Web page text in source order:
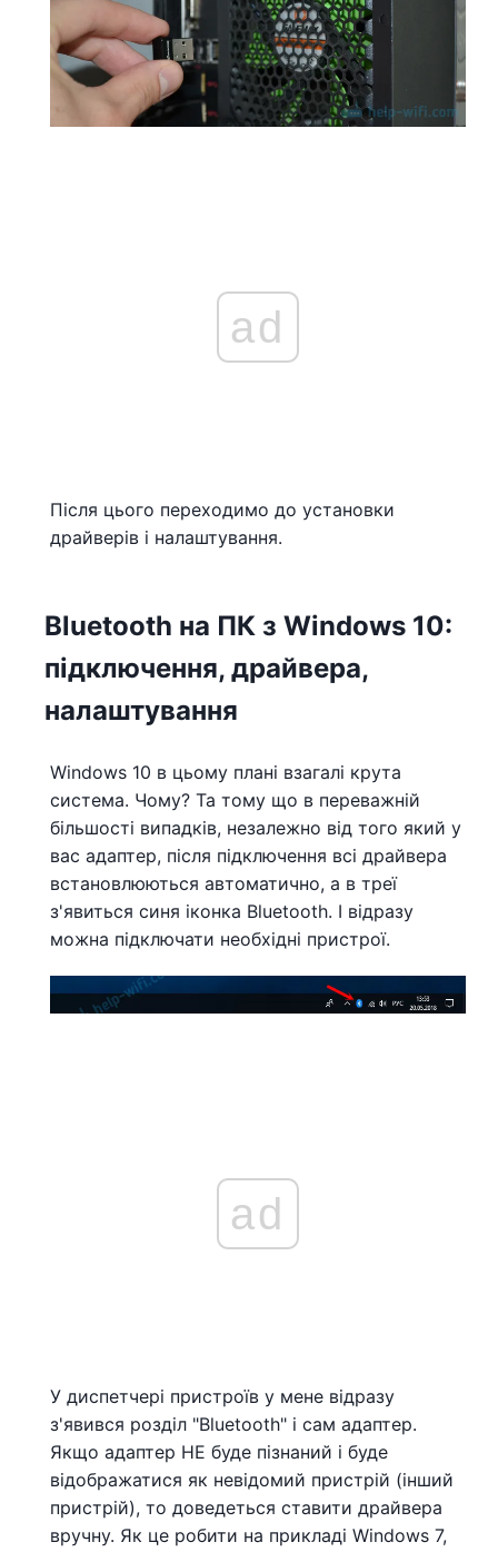
ad
Після цього переходимо до установки
драйверів і налаштування.
Bluetooth на ПК з Windows 10:
підключення, драйвера,
налаштування
Windows 10 в цьому плані взагалі крута
система. Чому? Та тому що в переважній
більшості випадків, незалежно від того який у
вас адаптер, після підключення всі драйвера
встановлюються автоматично, а в треї
з'явиться синя іконка Bluetooth. І відразу
можна підключати необхідні пристрої.
ad
У диспетчері пристроїв у мене відразу
з'явився розділ "Bluetooth" і сам адаптер.
Якщо адаптер НЕ буде пізнаний і буде
відображатися як невідомий пристрій (інший
пристрій), то доведеться ставити драйвера
вручну. Як це робити на прикладі Windows 7,